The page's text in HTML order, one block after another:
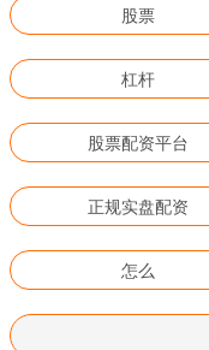
股票
杠杆
股票配资平台
正规实盘配资
怎么